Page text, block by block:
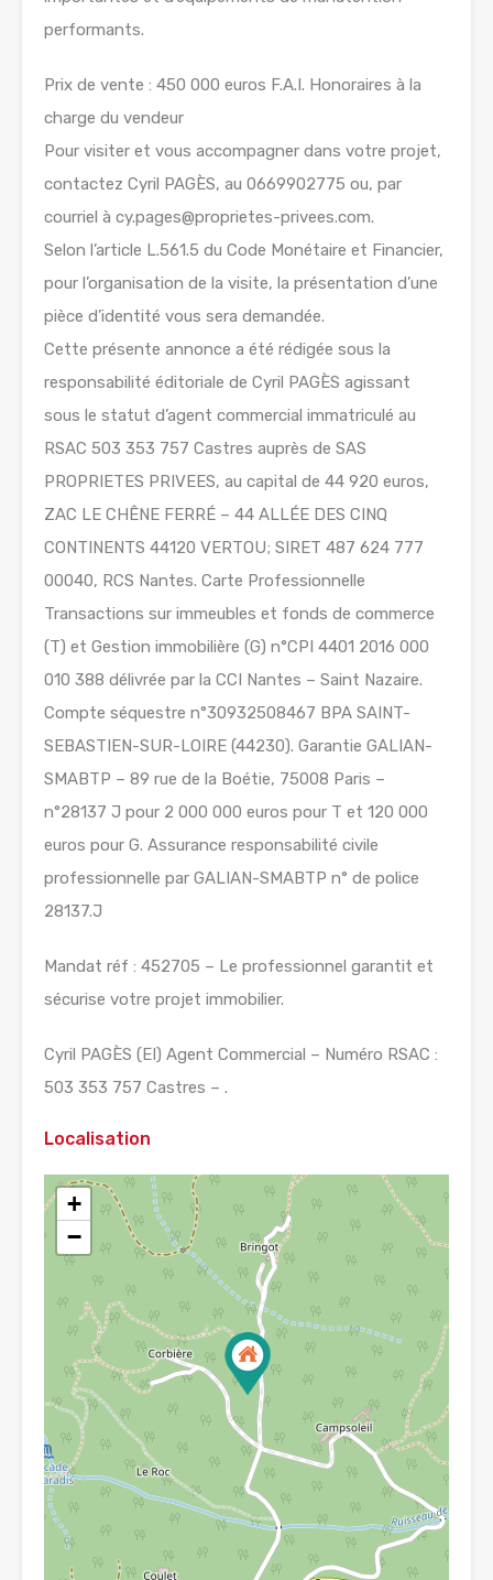
performants.
Prix de vente : 450 000 euros F.A.I. Honoraires à la
charge du vendeur
Pour visiter et vous accompagner dans votre projet,
contactez Cyril PAGÈS, au 0669902775 ou, par
courriel à cy.pages@proprietes-privees.com.
Selon l’article L.561.5 du Code Monétaire et Financier,
pour l’organisation de la visite, la présentation d’une
pièce d’identité vous sera demandée.
Cette présente annonce a été rédigée sous la
responsabilité éditoriale de Cyril PAGÈS agissant
sous le statut d’agent commercial immatriculé au
RSAC 503 353 757 Castres auprès de SAS
PROPRIETES PRIVEES, au capital de 44 920 euros,
ZAC LE CHÊNE FERRÉ – 44 ALLÉE DES CINQ
CONTINENTS 44120 VERTOU; SIRET 487 624 777
00040, RCS Nantes. Carte Professionnelle
Transactions sur immeubles et fonds de commerce
(T) et Gestion immobilière (G) n°CPI 4401 2016 000
010 388 délivrée par la CCI Nantes – Saint Nazaire.
Compte séquestre n°30932508467 BPA SAINT-
SEBASTIEN-SUR-LOIRE (44230). Garantie GALIAN-
SMABTP – 89 rue de la Boétie, 75008 Paris –
n°28137 J pour 2 000 000 euros pour T et 120 000
euros pour G. Assurance responsabilité civile
professionnelle par GALIAN-SMABTP n° de police
28137.J
Mandat réf : 452705 – Le professionnel garantit et
sécurise votre projet immobilier.
Cyril PAGÈS (EI) Agent Commercial – Numéro RSAC :
503 353 757 Castres – .
Localisation
+
−